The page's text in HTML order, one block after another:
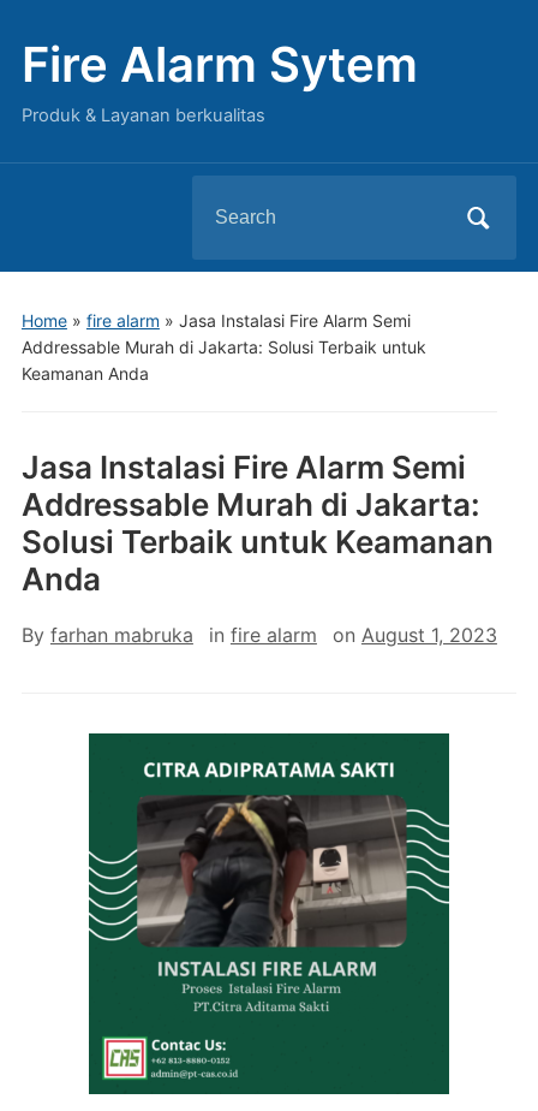
Fire Alarm Sytem
Produk & Layanan berkualitas
for:
Home» fire alarm » Jasa Instalasi Fire Alarm Semi
Addressable Murah di Jakarta: Solusi Terbaik untuk
Keamanan Anda
Jasa Instalasi Fire Alarm Semi
Addressable Murah di Jakarta:
Solusi Terbaik untuk Keamanan
Anda
By farhan mabruka in fire alarm on August 1, 2023